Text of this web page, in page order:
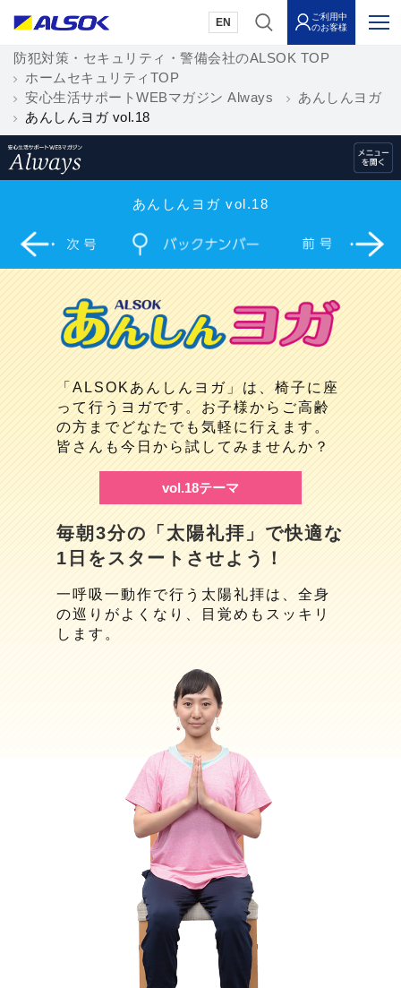
EN
ご利用中
のお客様
防犯対策・セキュリティ・警備会社のALSOK TOP
ホームセキュリティTOP
安心生活サポートWEBマガジン Always
あんしんヨガ
あんしんヨガ vol.18
あんしんヨガ vol.18
「ALSOKあんしんヨガ」は、椅子に座
って行うヨガです。お子様からご高齢
の方までどなたでも気軽に行えます。
皆さんも今日から試してみませんか？
vol.18テーマ
毎朝3分の「太陽礼拝」で快適な
1日をスタートさせよう！
一呼吸一動作で行う太陽礼拝は、全身
の巡りがよくなり、目覚めもスッキリ
します。